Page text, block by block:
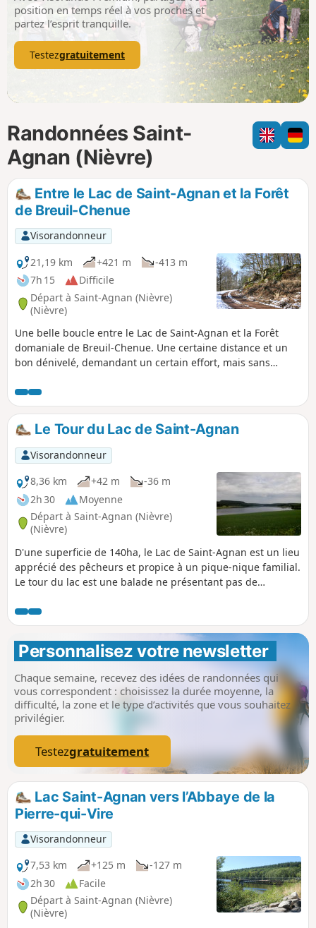
p
position en temps réel à vos proches et
partez l’esprit tranquille.
Testezgratuitement
Randonnées Saint-
Agnan (Nièvre)
Entre le Lac de Saint-Agnan et la Forêt
de Breuil-Chenue
Visorandonneur
21,19 km
+421 m
-413 m
7h 15
Difficile
Départ à Saint-Agnan (Nièvre)
(Nièvre)
Une belle boucle entre le Lac de Saint-Agnan et la Forêt
domaniale de Breuil-Chenue. Une certaine distance et un
bon dénivelé, demandant un certain effort, mais sans
Le Tour du Lac de Saint-Agnan
Visorandonneur
8,36 km
+42 m
-36 m
2h 30
Moyenne
Départ à Saint-Agnan (Nièvre)
(Nièvre)
D'une superficie de 140ha, le Lac de Saint-Agnan est un lieu
apprécié des pêcheurs et propice à un pique-nique familial.
Le tour du lac est une balade ne présentant pas de
vue sur ce plan d'eau. Il permet en outre de découvrir une
tourbière grâce à un sentier aménagé.
Personnalisez votre newsletter
Chaque semaine, recevez des idées de randonnées qui
vous correspondent : choisissez la durée moyenne, la
difficulté, la zone et le type d’activités que vous souhaitez
privilégier.
Testezgratuitement
Lac Saint-Agnan vers l’Abbaye de la
Pierre-qui-Vire
Visorandonneur
7,53 km
+125 m
-127 m
2h 30
Facile
Départ à Saint-Agnan (Nièvre)
(Nièvre)